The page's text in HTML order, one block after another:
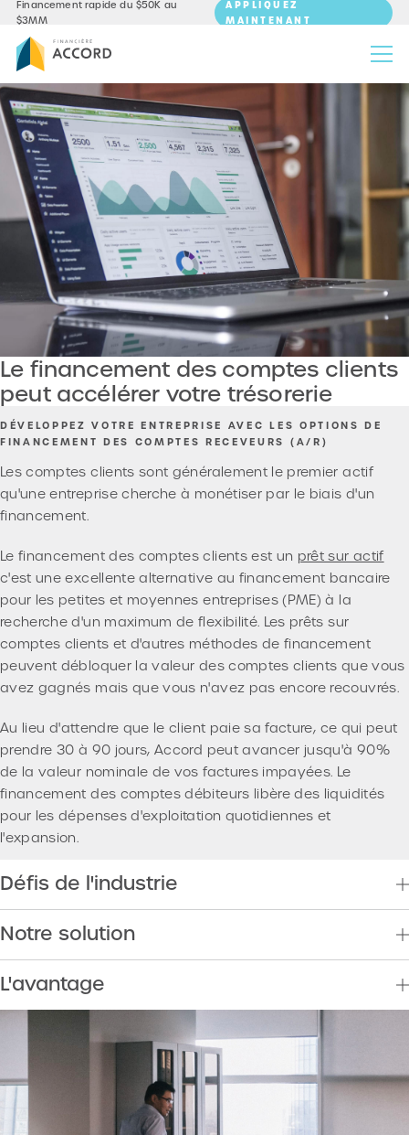
Financement rapide du $50K au
$3MM
APPLIQUEZ
MAINTENANT
Le financement des comptes clients
peut accélérer votre trésorerie
DÉVELOPPEZ VOTRE ENTREPRISE AVEC LES OPTIONS DE
FINANCEMENT DES COMPTES RECEVEURS (A/R)
Les comptes clients sont généralement le premier actif
qu'une entreprise cherche à monétiser par le biais d'un
financement.
Le financement des comptes clients est un prêt sur actif
c'est une excellente alternative au financement bancaire
pour les petites et moyennes entreprises (PME) à la
recherche d'un maximum de flexibilité. Les prêts sur
comptes clients et d'autres méthodes de financement
peuvent débloquer la valeur des comptes clients que vous
avez gagnés mais que vous n'avez pas encore recouvrés.
Au lieu d'attendre que le client paie sa facture, ce qui peut
prendre 30 à 90 jours, Accord peut avancer jusqu'à 90%
de la valeur nominale de vos factures impayées. Le
financement des comptes débiteurs libère des liquidités
pour les dépenses d'exploitation quotidiennes et
l'expansion.
Défis de l'industrie
Notre solution
L'avantage